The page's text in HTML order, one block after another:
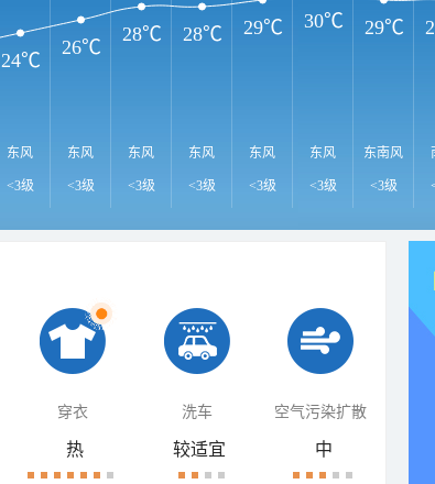
东风
<3级
东风
<3级
东风
<3级
东风
<3级
东风
<3级
东风
<3级
东南风
<3级
24℃
26℃
28℃ 28℃ 29℃ 30℃ 29℃
穿衣 洗车 空气污染扩散
热 较适宜 中